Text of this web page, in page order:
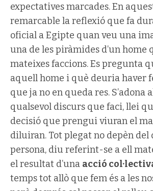
expectatives marcades. En
remarcable la reflexió que fa
oficial a Egipte quan veu una
una de les piràmides d’un home
mateixes faccions. Es pregunta
aquell home i què deuria haver
que ja no en queda res. S’adona
qualsevol discurs que faci, llei
decisió que prengui viuran el
diluiran. Tot plegat no depèn del
persona, diu referint-se a ell
el resultat d’una acció
temps tot allò que fem és a les